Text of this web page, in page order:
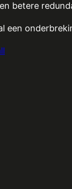
betere
een